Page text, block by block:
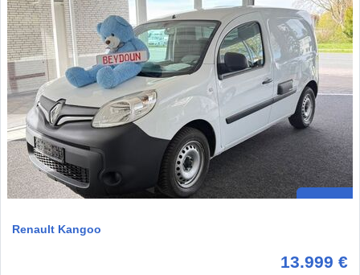
Renault Kangoo
13.999 €